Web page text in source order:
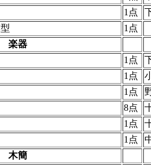
1点
1点
楽器
1点
1点
1点
8点
1点
1点
木簡